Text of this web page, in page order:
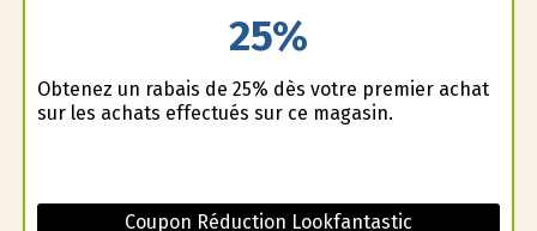
25%
Obtenez un rabais de 25% dès votre premier achat
sur les achats effectués sur ce magasin.
Coupon Réduction Lookfantastic